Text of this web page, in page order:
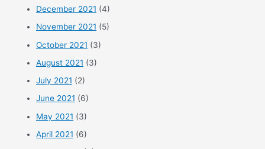
December 2021 (4)
November 2021 (5)
October 2021 (3)
August 2021 (3)
July 2021 (2)
June 2021 (6)
May 2021 (3)
April 2021 (6)